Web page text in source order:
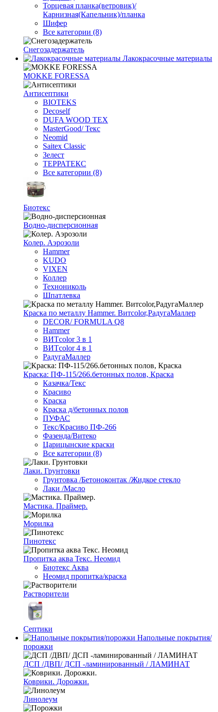
Торцевая планка(ветровик)/
Карнизная(Капельник)/планка
Шифер
Все категории (8)
Снегозадержатель
Лакокрасочные материалы
MOKKE FORESSA
Антисептики
BIOTEKS
Decoself
DUFA WOOD TEX
MasterGood/ Текс
Neomid
Saitex Classic
Зелест
ТЕРРАТЕКС
Все категории (8)
Биотекс
Водно-дисперсионная
Колер. Аэрозоли
Hammer
KUDO
VIXEN
Коллер
Технониколь
Шпатлевка
Краска по металлу Hammer. Витcolor,РадугаМаллер
DECOR/ FORMULA Q8
Hammer
ВИТcolor 3 в 1
ВИТcolor 4 в 1
РадугаМаллер
Краска: ПФ-115/266.бетонных полов, Краска
Казачка/Текс
Красиво
Краска
Краска д/бетонных полов
ПУФАС
Текс/Красиво ПФ-266
Фазенда/Витеко
Царицынские краски
Все категории (8)
Лаки. Грунтовки
Грунтовка /Бетоноконтак /Жидкое стекло
Лаки /Масло
Мастика. Праймер.
Морилка
Пинотекс
Пропитка аква Текс. Неомид
Биотекс Аква
Неомид пропитка/краска
Растворители
Септики
Напольные покрытия/
порожки
ДСП /ДВП/ ДСП -ламинированный / ЛАМИНАТ
Коврики. Дорожки.
Линолеум